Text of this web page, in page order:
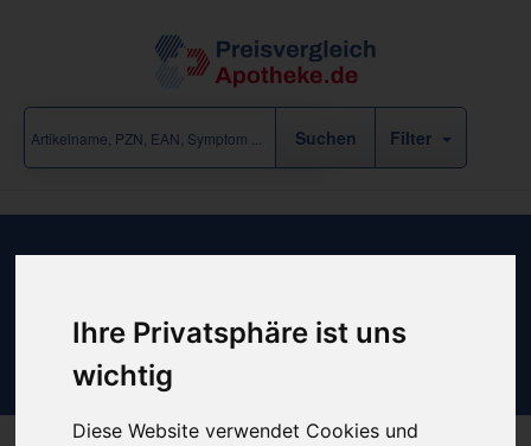
Ihre Privatsphäre ist uns
wichtig
Diese Website verwendet Cookies und
Filter
Urlaub / Mund und Zahnpflege /
Aronal-Elmex" (17 Treffer)